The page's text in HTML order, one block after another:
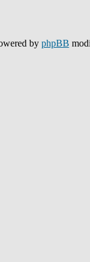
by phpBB